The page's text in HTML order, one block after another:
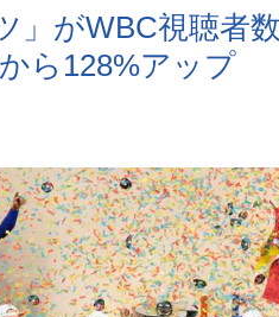
」がWBC視聴者
ら128%アップ